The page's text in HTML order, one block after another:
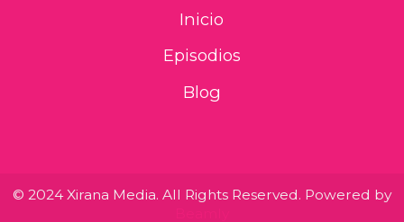
Inicio
Episodios
Blog
© 2024 Xirana Media. All Rights Reserved. Powered by